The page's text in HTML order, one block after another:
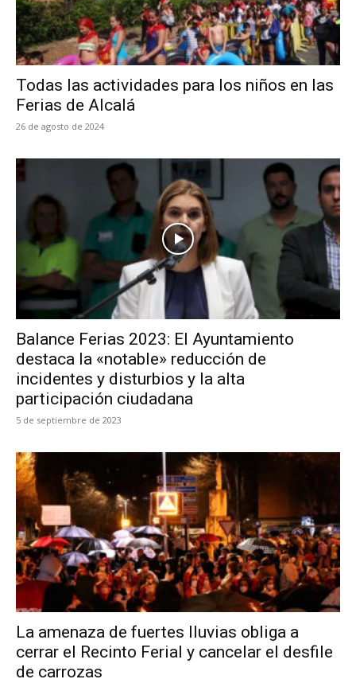
Todas las actividades para los niños en las
Ferias de Alcalá
26 de agosto de 2024
Balance Ferias 2023: El Ayuntamiento
destaca la «notable» reducción de
incidentes y disturbios y la alta
participación ciudadana
5 de septiembre de 2023
La amenaza de fuertes lluvias obliga a
cerrar el Recinto Ferial y cancelar el desfile
de carrozas